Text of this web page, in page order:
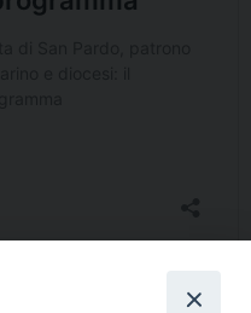
condividi su